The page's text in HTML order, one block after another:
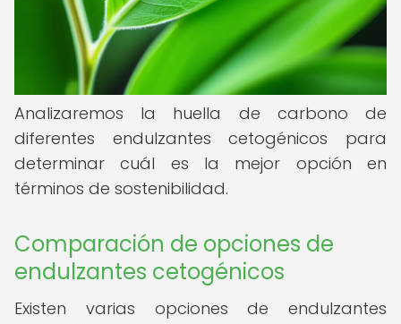
Analizaremos la huella de carbono de
diferentes endulzantes cetogénicos para
determinar cuál es la mejor opción en
términos de sostenibilidad.
Comparación de opciones de
endulzantes cetogénicos
Existen varias opciones de endulzantes